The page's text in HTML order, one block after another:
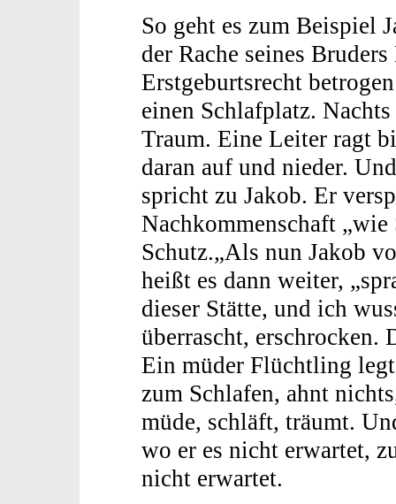
So geht es zum Beispiel
der Rache seines
Erstgeburtsrecht
einen Schlafplatz.
Traum. Eine Leiter ragt
daran auf und nieder.
spricht zu Jakob. Er
Nachkommenschaft „wie
Schutz.„Als nun Jakob
heißt es dann weiter,
dieser Stätte, und ich
überrascht, erschrocken.
Ein müder Flüchtling
zum Schlafen, ahnt
müde, schläft, träumt.
wo er es nicht erwartet,
nicht erwartet.